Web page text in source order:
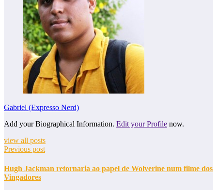
Gabriel (Expresso Nerd)
Add your Biographical Information. Edit your Profile now.
view all posts
Previous post
Hugh Jackman retornaria ao papel de Wolverine num filme dos
Vingadores